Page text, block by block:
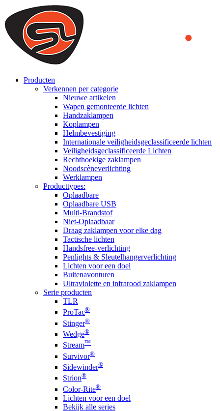
We use cookies to ensure that we provide you the best experience
on our website. By continuing to browse this website, you accept
that cookies are used to help us analyze how the website is used and
to offer you a better experience. To learn more or to find out how
you can disable cookies, you can access our
Producten
Verkennen per categorie
Nieuwe artikelen
Wapen gemonteerde lichten
Handzaklampen
Koplampen
Helmbevestiging
Internationale veiligheidsgeclassificeerde lichten
Veiligheidsgeclassificeerde Lichten
Rechthoekige zaklampen
Noodscèneverlichting
Werklampen
Producttypes:
Oplaadbare
Oplaadbare USB
Multi-Brandstof
Niet-Oplaadbaar
Draag zaklampen voor elke dag
Tactische lichten
Handsfree-verlichting
Penlights & Sleutelhangerverlichting
Lichten voor een doel
Buitenavonturen
Ultraviolette en infrarood zaklampen
Serie producten
TLR
ProTac®
Stinger®
Wedge®
Stream™
Survivor®
Sidewinder®
Strion®
Color-Rite®
Lichten voor een doel
Bekijk alle series